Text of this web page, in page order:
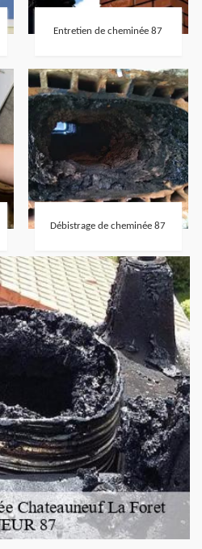
Entretien de cheminée 87
Débistrage de cheminée 87